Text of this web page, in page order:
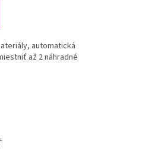
automatická
až 2 náhradné